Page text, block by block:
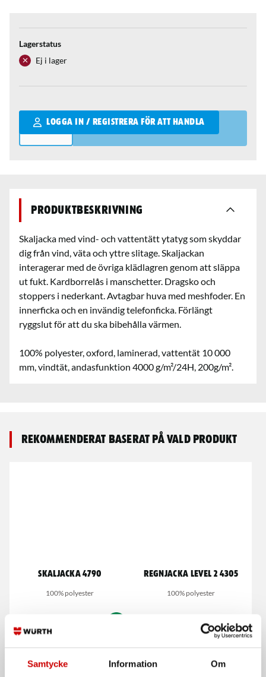
Samtycke Information Om
Lagerstatus
Ej i lager
LOGGA IN / REGISTRERA FÖR ATT HANDLA
Qantity
Produktbeskrivning
Skaljacka med vind- och vattentätt ytatyg som skyddar
dig från vind, väta och yttre slitage. Skaljackan
interagerar med de övriga klädlagren genom att släppa
ut fukt. Kardborrelås i manschetter. Dragsko och
stoppers i nederkant. Avtagbar huva med meshfoder. En
innerficka och en invändig telefonficka. Förlängt
ryggslut för att du ska bibehålla värmen.
100% polyester, oxford, laminerad, vattentät 10 000
mm, vindtät, andasfunktion 4000 g/m²/24H, 200g/m².
Rekommenderat baserat på vald produkt
Skaljacka 4790
100% polyester
Regnjacka LEVEL 2 4305
100% polyester